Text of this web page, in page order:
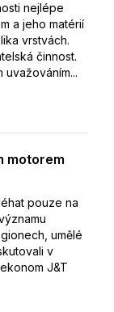
nejlépe
a jeho matérií
vrstvách.
činnost.
uvažováním...
motorem
pouze na
umělé
v
J&T